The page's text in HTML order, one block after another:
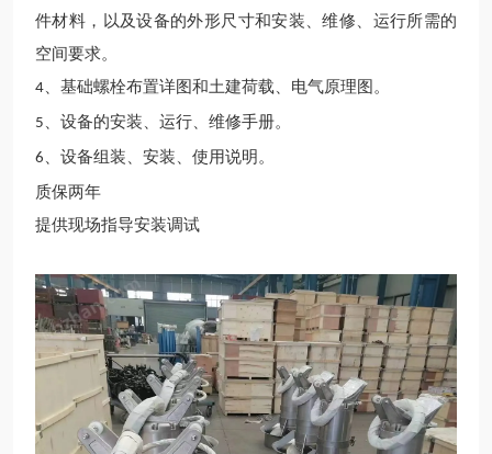
件材料，以及设备的外形尺寸和安装、维修、运行所需的
空间要求。
4 、基础螺栓布置详图和土建荷载、电气原理图。
5 、设备的安装、运行、维修手册。
6 、设备组装、安装、使用说明。
质保两年
提供现场指导安装调试